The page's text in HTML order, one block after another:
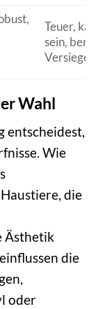
Teuer,
sein,
Wahl
entscheidest,
Wie
die
Ästhetik
die
oder